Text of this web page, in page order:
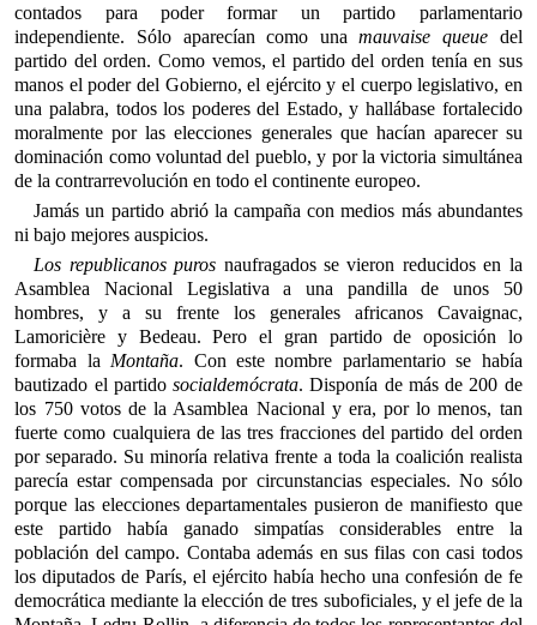
contados para poder formar un partido parlamentario
independiente. Sólo aparecían como unamauvaise queue del
partido del orden. Como vemos, el partido del orden tenía en sus
manos el poder del Gobierno, el ejército y el cuerpo legislativo, en
una palabra, todos los poderes del Estado, y hallábase fortalecido
moralmente por las elecciones generales que hacían aparecer su
dominación como voluntad del pueblo, y por la victoria simultánea
de la contrarrevolución en todo el continente europeo.
Jamás un partido abrió la campaña con medios más abundantes
ni bajo mejores auspicios.
Los republicanos puros naufragados se vieron reducidos en la
Asamblea Nacional Legislativa a una pandilla de unos 50
hombres, y a su frente los generales africanos Cavaignac,
Lamoricière y Bedeau. Pero el gran partido de oposición lo
formaba la Montaña. Con este nombre parlamentario se había
bautizado el partidosocialdemócrata. Disponía de más de 200 de
los 750 votos de la Asamblea Nacional y era, por lo menos, tan
fuerte como cualquiera de las tres fracciones del partido del orden
por separado. Su minoría relativa frente a toda la coalición realista
parecía estar compensada por circunstancias especiales. No sólo
porque las elecciones departamentales pusieron de manifiesto que
este partido había ganado simpatías considerables entre la
población del campo. Contaba además en sus filas con casi todos
los diputados de París, el ejército había hecho una confesión de fe
democrática mediante la elección de tres suboficiales, y el jefe de la